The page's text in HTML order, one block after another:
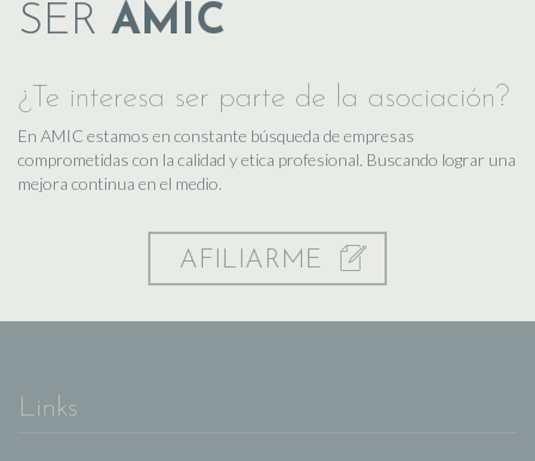
SER AMIC
¿Te interesa ser parte de la asociación?
En AMIC estamos en constante búsqueda de empresas
comprometidas con la calidad y etica profesional. Buscando lograr una
mejora continua en el medio.
AFILIARME
Links